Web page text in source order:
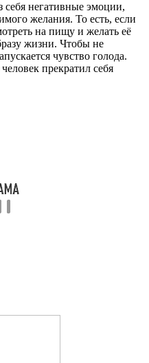
себя негативные эмоции,
желания. То есть, если
на пищу и желать её
жизни. Чтобы не
чувство голода.
прекратил себя